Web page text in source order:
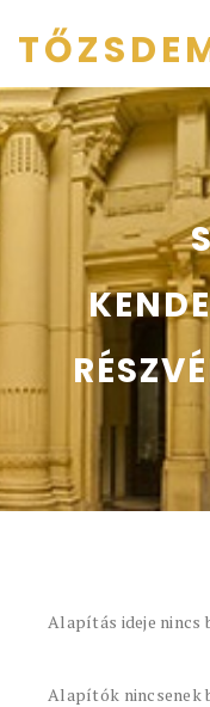
Alapítás ideje nincs
Alapítók nincsenek